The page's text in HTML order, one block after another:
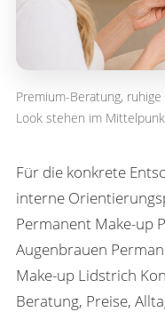
Premium-Beratung,
Look stehen im
Für die konkrete
interne
Permanent Make-up
Augenbrauen
Make-up Lidstrich
Beratung, Preise,